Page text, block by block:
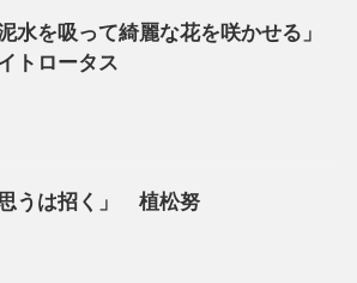
泥水を吸って綺麗な花を咲かせる」
トロータス
思うは招く」 植松努